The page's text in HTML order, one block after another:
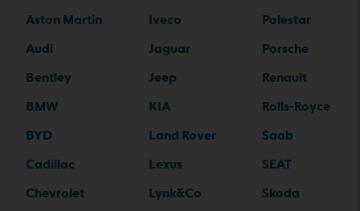
Aston Martin
Audi
Bentley
BMW
BYD
Cadillac
Chevrolet
Iveco
Jaguar
Jeep
KIA
Land Rover
Lexus
Lynk&Co
Polestar
Porsche
Renault
Rolls-Royce
Saab
SEAT
Skoda